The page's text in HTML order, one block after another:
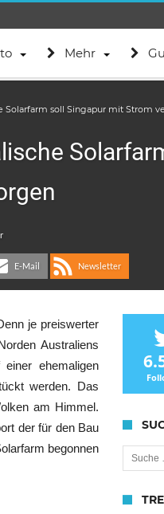
Mehr
Solarfarm soll Singapur mit Strom
E-Mail Newsletter
je preiswerter
Australiens
ehemaligen
werden. Das
am Himmel.
der für den Bau
begonnen
Suche nach: